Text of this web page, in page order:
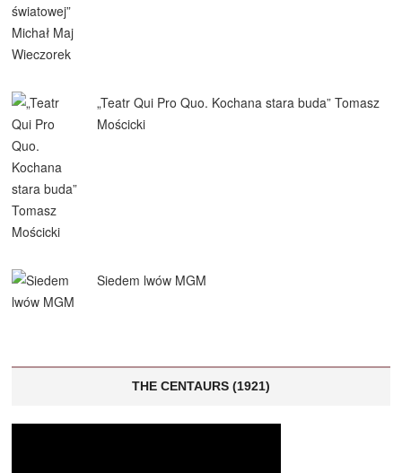
„Teatr Qui Pro Quo. Kochana stara buda” Tomasz
Mościcki
Siedem lwów MGM
THE CENTAURS (1921)